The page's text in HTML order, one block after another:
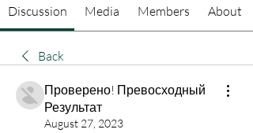
Discussion Media Members About
Back
Проверено! Превосходный
Результат
August 27, 2023